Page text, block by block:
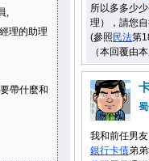
,
理的助理
帶什麼和
所以多多少
理），請您
(參照 民法第
（本回覆由
我和前任男
銀行卡債弟